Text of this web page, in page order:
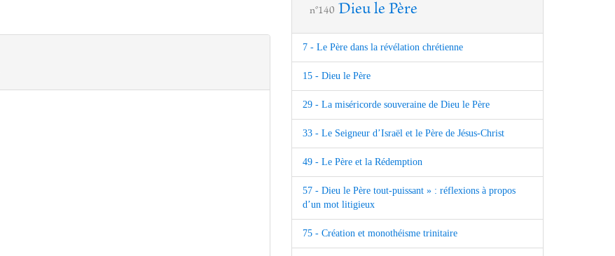
n°140 Dieu le Père
7 - Le Père dans la révélation chrétienne
15 - Dieu le Père
29 - La miséricorde souveraine de Dieu le Père
33 - Le Seigneur d’Israël et le Père de Jésus-Christ
49 - Le Père et la Rédemption
57 - Dieu le Père tout-puissant » : réflexions à propos
d’un mot litigieux
75 - Création et monothéisme trinitaire